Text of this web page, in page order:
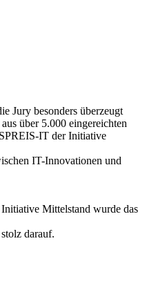
Jury besonders überzeugt
über 5.000 eingereichten
IT der Initiative
IT-Innovationen und
Mittelstand wurde das
darauf.